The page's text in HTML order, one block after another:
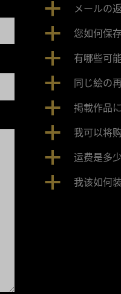
a メールの
a 您如何保
a 有哪些可
a 同じ絵の
a 掲載作品
a 我可以将
a 运费是多少
a 我该如何装